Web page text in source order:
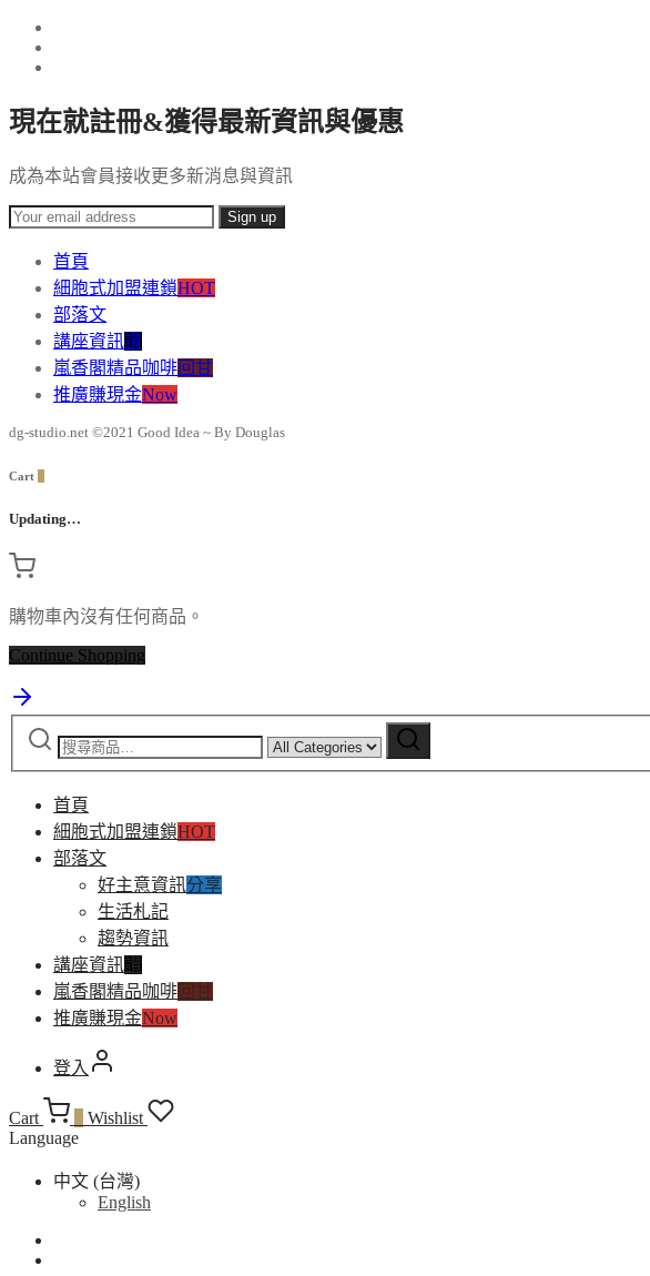
現在就註冊&獲得最新資訊與優惠
成為本站會員接收更多新消息與資訊
首頁
細胞式加盟連鎖HOT
部落文
講座資訊讚
嵐香閣精品咖啡回甘
推廣賺現金Now
dg-studio.net ©2021 Good Idea ~ By Douglas
Cart
Updating…
購物車內沒有任何商品。
Continue Shopping
by
category:
搜
尋
首頁
細胞式加盟連鎖HOT
部落文
好主意資訊分享
生活札記
趨勢資訊
講座資訊讚
嵐香閣精品咖啡 回甘
推廣賺現金Now
登入
Cart
Wishlist
Language
中文 (台灣)
English